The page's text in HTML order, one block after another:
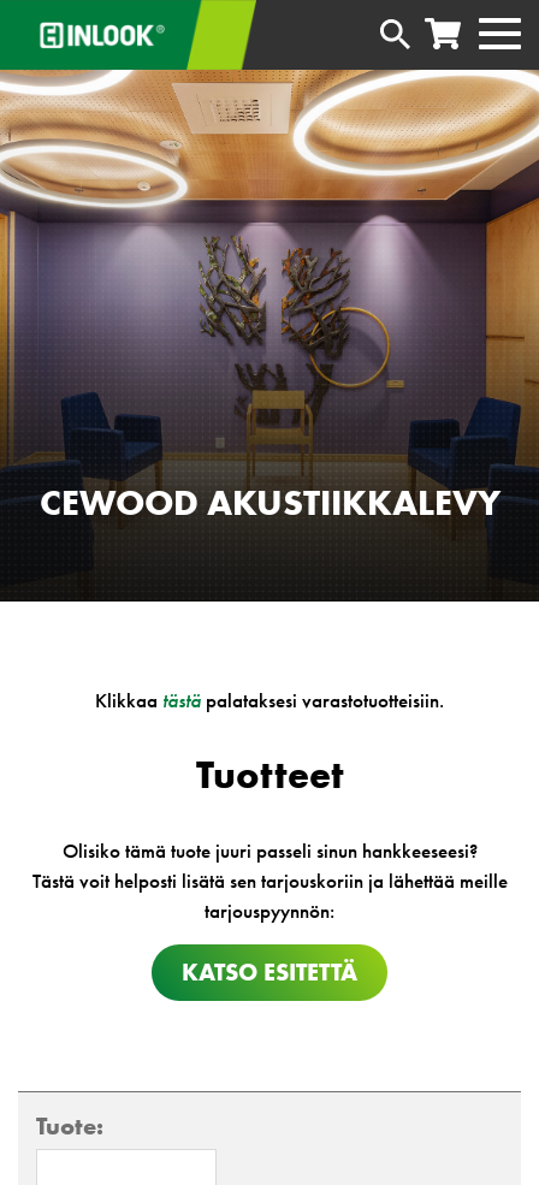
CEWOOD AKUSTIIKKALEVY
Klikkaa tästä palataksesi varastotuotteisiin.
Tuotteet
Olisiko tämä tuote juuri passeli sinun hankkeeseesi?
Tästä voit helposti lisätä sen tarjouskoriin ja lähettää meille
tarjouspyynnön:
KATSO ESITETTÄ